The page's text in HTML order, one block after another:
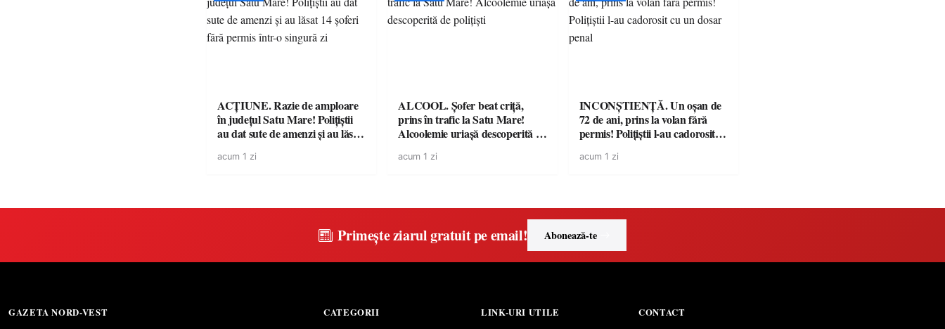
ACȚIUNE. Razie de amploare
în județul Satu Mare! Polițiștii
au dat sute de amenzi și au lăsat
singură zi
acum 1 zi
ALCOOL. Șofer beat criță,
prins în trafic la Satu Mare!
Alcoolemie uriașă descoperită de
acum 1 zi
INCONȘTIENȚĂ. Un oșan de
72 de ani, prins la volan fără
permis! Polițiștii l-au cadorosit
acum 1 zi
Primește ziarul gratuit pe email! Abonează-te
GAZETA NORD-VEST CATEGORII LINK-URI UTILE CONTACT